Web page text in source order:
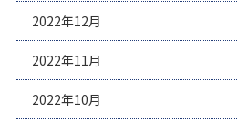
2022年12月
2022年11月
2022年10月